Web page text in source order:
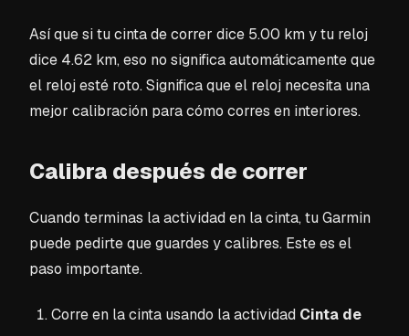
Así que si tu cinta de correr dice 5.00 km y tu reloj
dice 4.62 km, eso no significa automáticamente que
el reloj esté roto. Significa que el reloj necesita una
mejor calibración para cómo corres en interiores.
Calibra después de correr
Cuando terminas la actividad en la cinta, tu Garmin
puede pedirte que guardes y calibres. Este es el
paso importante.
Corre en la cinta usando la actividad Cinta de